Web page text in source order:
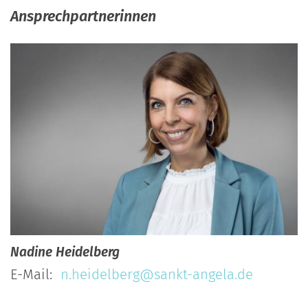
Ansprechpartnerinnen
Nadine Heidelberg
E-Mail: n.heidelberg@sankt-angela.de